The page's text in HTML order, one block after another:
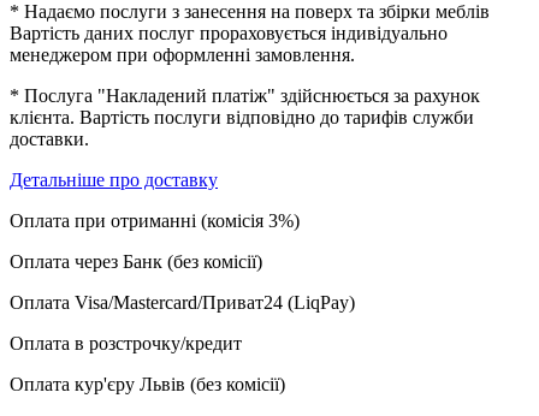
* Надаємо послуги з занесення на поверх та збірки меблів
Вартість даних послуг прораховується індивідуально
менеджером при оформленні замовлення.
* Послуга "Накладений платіж" здійснюється за рахунок
клієнта. Вартість послуги відповідно до тарифів служби
доставки.
Детальніше про доставку
Оплата при отриманні (комісія 3%)
Оплата через Банк (без комісії)
Оплата Visa/Mastercard/Приват24 (LiqPay)
Оплата в розстрочку/кредит
Оплата кур'єру Львів (без комісії)